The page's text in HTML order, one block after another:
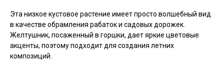
Эта низкое кустовое растение имеет просто волшебный вид
в качестве обрамления рабаток и садовых дорожек.
Желтушник, посаженный в горшки, дает яркие цветовые
акценты, поэтому подходит для создания летних
композиций.